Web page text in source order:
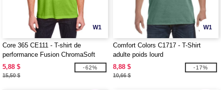
W1
Core 365 CE111 - T-shirt de
performance Fusion ChromaSoft
pour adultes
5,88 $
15,50 $
-62%
W1
Comfort Colors C1717 - T-Shirt
adulte poids lourd
8,88 $
10,66 $
-17%